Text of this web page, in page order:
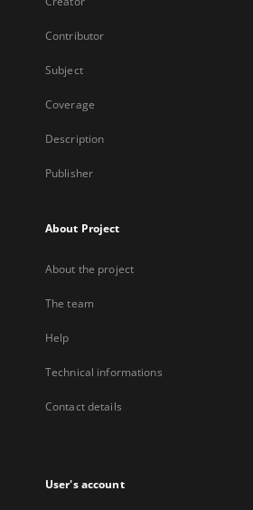
Contributor
Subject
Coverage
Description
Publisher
About Project
About the project
The team
Help
Technical informations
Contact details
User's account